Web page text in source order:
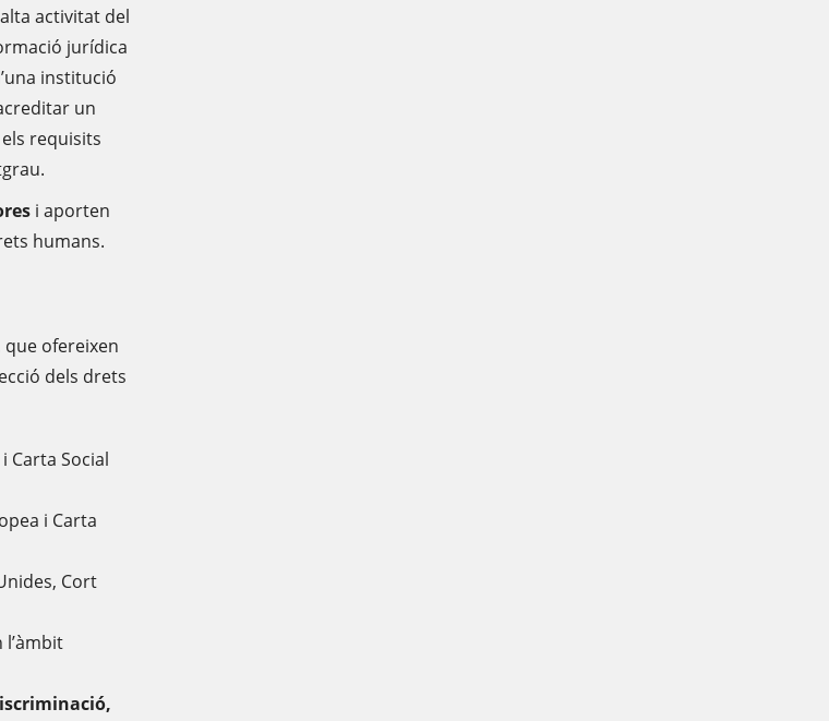
activitat del
jurídica
institució
un
requisits
i aporten
humans.
que ofereixen
dels drets
Carta Social
i Carta
Cort
l’àmbit